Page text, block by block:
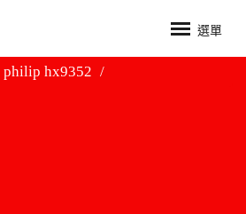
選單
philip hx9352